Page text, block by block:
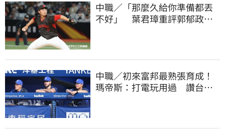
中職／「那麼久給你準備都丟
不好」 葉君璋重評郭郁政對
中職／初來富邦最熟張育成！
瑪帝斯：打電玩用過 讚台灣